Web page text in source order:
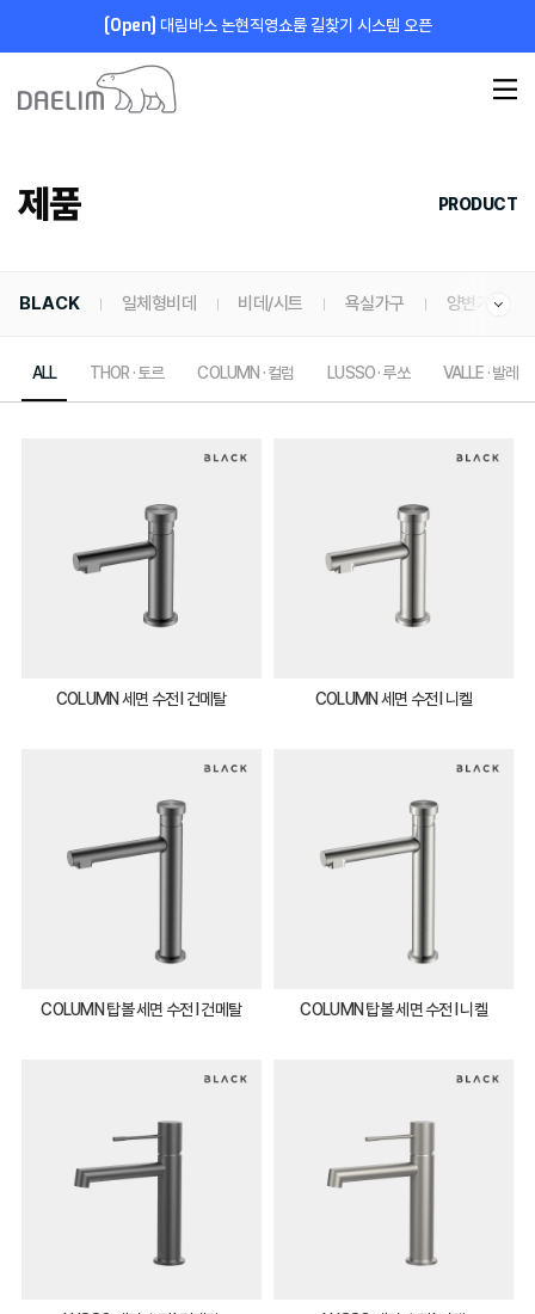
[Open] 대림바스 논현직영쇼룸 길찾기 시스템 오픈
제품 PRODUCT
BLACK 일체형비데 비데/시트 욕실가구 양변기
ALL THOR · 토르 COLUMN · 컬럼 LUSSO · 루쏘 VALLE · 발레
COLUMN 세면 수전 I 건메탈 COLUMN 세면 수전 I 니켈
COLUMN 탑볼 세면 수전 I 건메탈 COLUMN 탑볼 세면 수전 I 니켈